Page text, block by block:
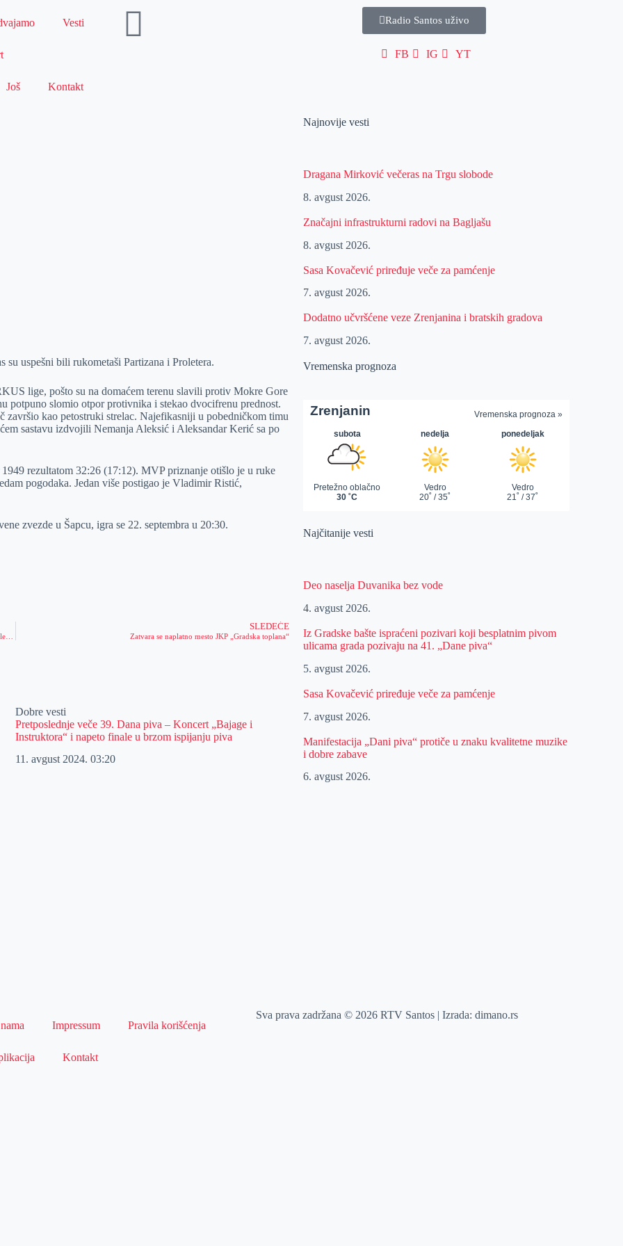
Vesti
Još Kontakt
Radio Santos uživo
FB IG YT
su uspešni bili rukometaši Partizana i Proletera.
lige, pošto su na domaćem terenu slavili protiv Mokre Gore
potpuno slomio otpor protivnika i stekao dvocifrenu prednost.
kao petostruki strelac. Najefikasniji u pobedničkom timu
sastavu izdvojili Nemanja Aleksić i Aleksandar Kerić sa po
rezultatom 32:26 (17:12). MVP priznanje otišlo je u ruke
pogodaka. Jedan više postigao je Vladimir Ristić,
zvezde u Šapcu, igra se 22. septembra u 20:30.
SLEDEĆE
Zatvara se naplatno mesto JKP „Gradska toplana“
Dobre vesti
Pretposlednje veče 39. Dana piva – Koncert „Bajage i
Instruktora“ i napeto finale u brzom ispijanju piva
11. avgust 2024.03:20
Najnovije vesti
Dragana Mirković večeras na Trgu slobode
8. avgust 2026.
Značajni infrastrukturni radovi na Bagljašu
8. avgust 2026.
Sasa Kovačević priređuje veče za pamćenje
7. avgust 2026.
Dodatno učvršćene veze Zrenjanina i bratskih gradova
7. avgust 2026.
Vremenska prognoza
Najčitanije vesti
Deo naselja Duvanika bez vode
4. avgust 2026.
Iz Gradske bašte ispraćeni pozivari koji besplatnim pivom
ulicama grada pozivaju na 41. „Dane piva“
5. avgust 2026.
Sasa Kovačević priređuje veče za pamćenje
7. avgust 2026.
Manifestacija „Dani piva“ protiče u znaku kvalitetne muzike
i dobre zabave
6. avgust 2026.
Impressum Pravila korišćenja
Kontakt
Sva prava zadržana © 2026 RTV Santos | Izrada:dimano.rs